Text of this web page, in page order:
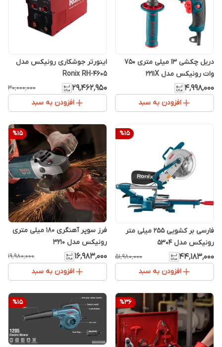
دریل چکشی 13 میلی متری 750
وات رونیکس مدل 2211X
۴٬۹۹۸٬۰۰۰
افزودن به سبد
اینورتر جوشکاری رونیکس مدل
Ronix RH-4605
۲۹٬۴۶۲٬۹۵۰ ۳۰٬۰۰۰٬۰۰۰
افزودن به سبد
%15
فارسی بر کشویی 255 میلی متر
رونیکس مدل 5304
۴۴٬۱۸۳٬۰۰۰ ۵۱٬۹۸۰٬۰۰۰
افزودن به سبد
%15
فرز سوپر آهنگری 180 میلی‌ متری
رونیکس مدل 3210
۱۶٬۹۸۳٬۰۰۰ ۱۹٬۹۸۰٬۰۰۰
افزودن به سبد
%36
%15